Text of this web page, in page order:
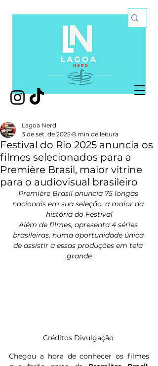
Festival do Rio 2025 anuncia os
filmes selecionados para a
Première Brasil, maior vitrine
para o audiovisual brasileiro
Lagoa Nerd
3 de set. de 2025 8 min de leitura
Première Brasil anuncia 75 longas
nacionais em sua seleção, a maior da
história do Festival
Além de filmes, apresenta 4 séries
brasileiras, numa oportunidade única
de assistir a essas produções em tela
grande
Créditos Divulgação
Chegou a hora de conhecer os filmes